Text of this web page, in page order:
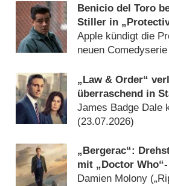
(27.07.2026)
Benicio del Toro
Stiller in
Apple kündigt die
neuen
„Law & Order“
überraschend in
Castmitglied
James Badge Dale
(23.07.2026)
„Bergerac“:
mit „Doctor Who“-
„Grantchester“-
Damien Molony